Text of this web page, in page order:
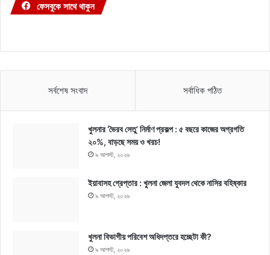
ফেসবুকে সাথে থাকুন
সর্বশেষ সংবাদ সর্বাধিক পঠিত
খুলনার ‘ভৈরব সেতু’ নির্মাণ প্রকল্প : ৫ বছরে কাজের অগ্রগতি
২০%, বাড়ছে সময় ও খরচ!
৯ আগস্ট, ২০২৬
ইয়াবাসহ গ্রেপ্তার : খুলনা জেলা যুবদল থেকে নাসির বহিষ্কার
৯ আগস্ট, ২০২৬
খুলনা বিভাগীয় পরিবেশ অধিদপ্তরে হচ্ছেটা কী?
৯ আগস্ট, ২০২৬